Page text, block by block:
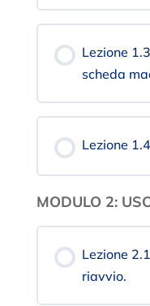
Lezione
scheda
Lezione
MODULO 2:
Lezione
riavvio.